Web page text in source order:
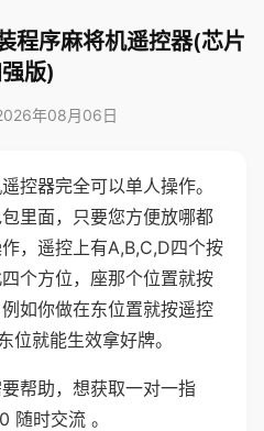
程序麻将机遥控器(芯片
版)
年08月06日
控器完全可以单人操作。
里面，只要您方便放哪都
，遥控上有A,B,C,D四个按
个方位，座那个位置就按
如你做在东位置就按遥控
位就能生效拿好牌。
帮助，想获取一对一指
随时交流 。